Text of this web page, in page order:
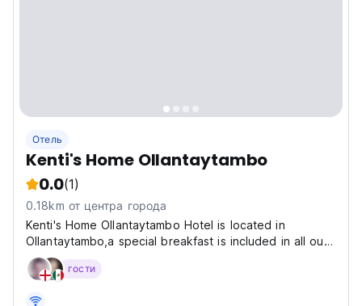
Отель
Kenti's Home Ollantaytambo
0.0(1)
0.18km от центра города
Kenti's Home Ollantaytambo Hotel is located in
Ollantaytambo,a special breakfast is included in all our
rooms, with organic and local products to feel the
heart of Sacred Valley. We offer private rooms, all of
гости